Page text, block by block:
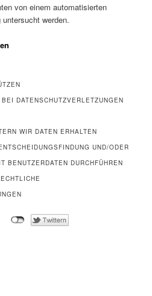
von einem automatisierten
werden.
DATENSCHUTZVERLETZUNGEN A
WIR DATEN ERHALTEN
UND/ODER
BENUTZERDATEN DURCHFÜHREN